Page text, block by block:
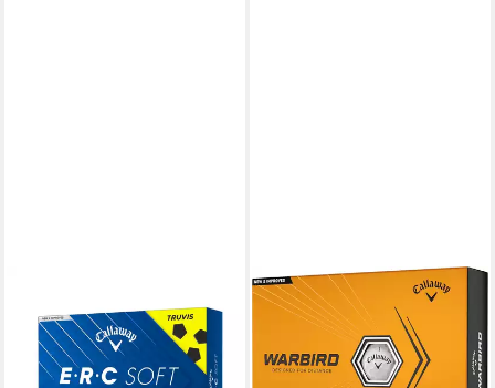
Golfball Callaway E.R.C. Soft
Truvis Yellow Golfbälle –
Maximale Länge, weiches,
CALLAWAY
Golfball Callaway Warbird
Golfball (1 Dutzend) 12 Stück
Einheitsgröße, Hoher Launch